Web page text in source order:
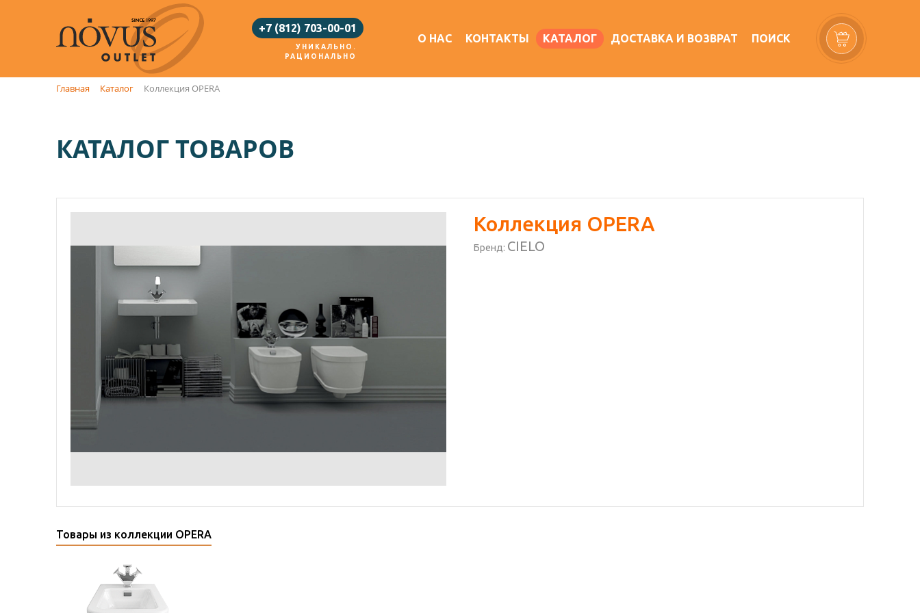
+7 (812) 703-00-01
УНИКАЛЬНО.
РАЦИОНАЛЬНО
О НАС КОНТАКТЫ КАТАЛОГ ДОСТАВКА И ВОЗВРАТ ПОИСК
Главная Каталог Коллекция OPERA
КАТАЛОГ ТОВАРОВ
Коллекция OPERA
Бренд: CIELO
Товары из коллекции OPERA